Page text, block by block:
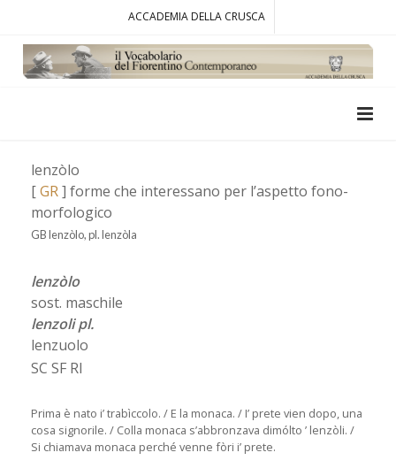
ACCADEMIA DELLA CRUSCA
lenzòlo
[GR] forme che interessano per l’aspetto fono-
morfologico
GB lenzòlo, pl. lenzòla
lenzòlo
sost. maschile
lenzoli pl.
lenzuolo
SC SF RI
Prima è nato i’ trabìccolo. / E la monaca. / I’ prete vien dopo, una
cosa signorile. / Colla monaca s’abbronzava dimólto ’ lenzòli. /
Si chiamava monaca perché venne fòri i’ prete.